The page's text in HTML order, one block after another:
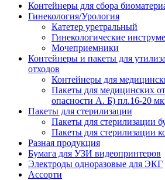
Контейнеры для сбора
Гинекология/Урология
Катетер уретральный
Гинекологические
Мочеприемники
Контейнеры и пакеты для
отходов
Контейнеры для
Пакеты для медицинских
опасности А. Б) пл.16-20
Пакеты для стерилизации
Пакеты для стерилизации
Пакеты для стерилизации
Разная продукция
Бумага для УЗИ видеопринтеров
Электроды одноразовые для ЭКГ
Ассорти